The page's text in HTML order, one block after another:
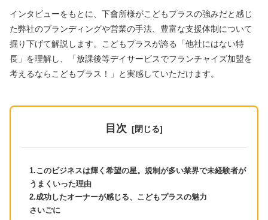
インタビューをもとに、下會所様がこどもプラスの強みだと感じ
た弊社のブランディングや営業の手法、豊富な支援体制について
掘り下げて解説します。こどもプラスが誇る「他社にはない特
長」を理解し、「放課後等デイサービスでフランチャイズ加盟を
考えるならこどもプラス！」と実感していただけます。
目次
1.このビジネスは輝く希望の星。規制が多い業界で未経験者が
うまくいった理由
2.成功したオーナーが感じる、こどもプラスの魅力
さいごに